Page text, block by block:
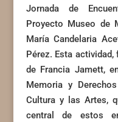
Jornada de
Proyecto Museo de
María Candelaria
Pérez. Esta
de Francia Jamett,
Memoria y
Cultura y las Artes,
central de estos